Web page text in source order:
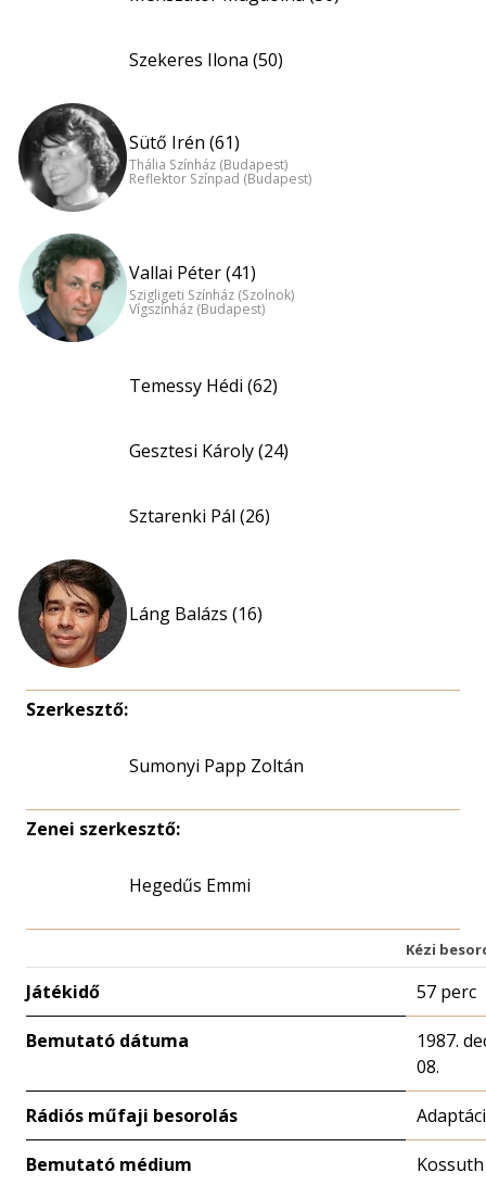
Szekeres Ilona (50)
Sütő Irén (61)
Thália Színház (Budapest)
Reflektor Színpad (Budapest)
Vallai Péter (41)
Szigligeti Színház (Szolnok)
Vígszínház (Budapest)
Temessy Hédi (62)
Gesztesi Károly (24)
Sztarenki Pál (26)
Láng Balázs (16)
Szerkesztő:
Sumonyi Papp Zoltán
Zenei szerkesztő:
Hegedűs Emmi
Kézi
Játékidő 57 perc
Bemutató dátuma
1987.
08.
Rádiós műfaji besorolás
Bemutató médium Kossuth